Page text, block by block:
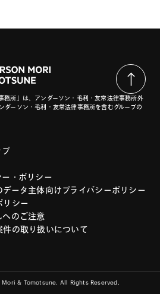
務所」は、アンダーソン・毛利・友常法律事務所外
ダーソン・毛利・友常法律事務所を含むグループの
プ
ー・ポリシー
データ主体向けプライバシーポリシー
リシー
へのご注意
件の取り扱いについて
& Tomotsune. All Rights Reserved.